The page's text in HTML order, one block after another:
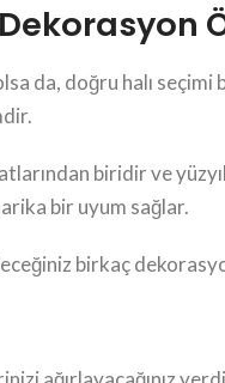
Dekorasyon
da, doğru halı seçimi
biridir ve
bir uyum sağlar.
birkaç